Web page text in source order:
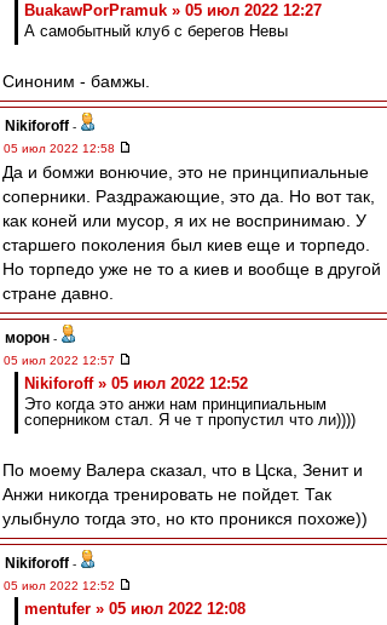
BuakawPorPramuk » 05 июл 2022 12:27
А самобытный клуб с берегов Невы
Синоним - бамжы.
Nikiforoff -
05 июл 2022 12:58
Да и бомжи вонючие, это не принципиальные
соперники. Раздражающие, это да. Но вот так,
как коней или мусор, я их не воспринимаю. У
старшего поколения был киев еще и торпедо.
Но торпедо уже не то а киев и вообще в другой
стране давно.
морон -
05 июл 2022 12:57
Nikiforoff » 05 июл 2022 12:52
Это когда это анжи нам принципиальным
соперником стал. Я че т пропустил что ли))))
По моему Валера сказал, что в Цска, Зенит и
Анжи никогда тренировать не пойдет. Так
улыбнуло тогда это, но кто проникся похоже))
Nikiforoff -
05 июл 2022 12:52
mentufer » 05 июл 2022 12:08